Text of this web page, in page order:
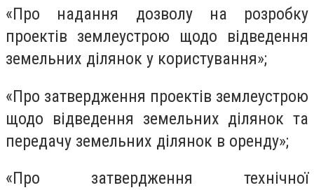
«Про надання дозволу на розробку
проектів землеустрою щодо відведення
земельних ділянок у користування»;
«Про затвердження проектів землеустрою
щодо відведення земельних ділянок та
передачу земельних ділянок в оренду»;
«Про затвердження технічної